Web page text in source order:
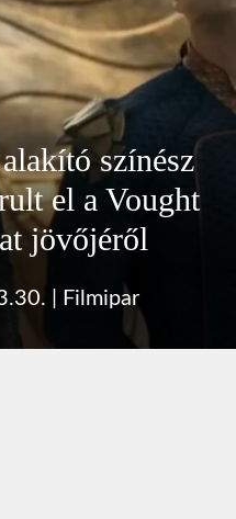
színész
el a Vought
jövőjéről
Filmipar